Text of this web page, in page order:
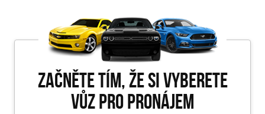
Začněte tím, že si vyberete
vůz pro PRONÁJEM